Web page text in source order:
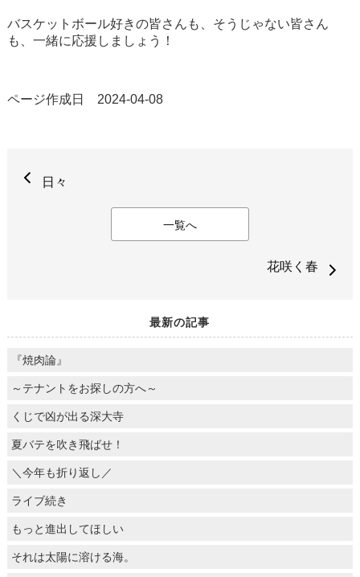
バスケットボール好きの皆さんも、そうじゃない皆さん
も、一緒に応援しましょう！
ページ作成日 2024-04-08
日々
一覧へ
花咲く春
最新の記事
『焼肉論』
～テナントをお探しの方へ～
くじで凶が出る深大寺
夏バテを吹き飛ばせ！
＼今年も折り返し／
ライブ続き
もっと進出してほしい
それは太陽に溶ける海。